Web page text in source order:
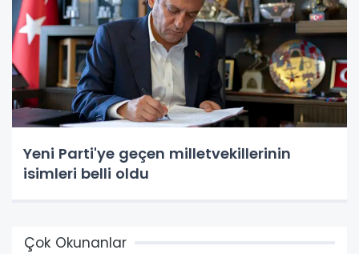
Yeni Parti'ye geçen milletvekillerinin
isimleri belli oldu
Çok Okunanlar